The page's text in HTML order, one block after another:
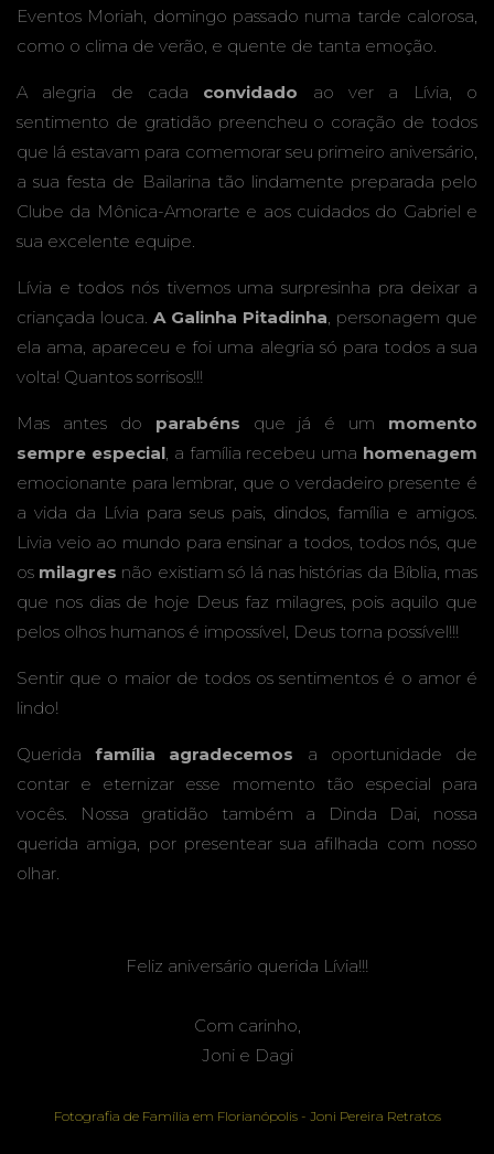
Eventos Moriah, domingo passado numa tarde calorosa,
como o clima de verão, e quente de tanta emoção.
A alegria de cada convidado ao ver a Lívia, o
sentimento de gratidão preencheu o coração de todos
que lá estavam para comemorar seu primeiro aniversário,
a sua festa de Bailarina tão lindamente preparada pelo
Clube da Mônica-Amorarte e aos cuidados do Gabriel e
sua excelente equipe.
Lívia e todos nós tivemos uma surpresinha pra deixar a
criançada louca. A Galinha Pitadinha , personagem que
ela ama, apareceu e foi uma alegria só para todos a sua
volta! Quantos sorrisos!!!
Mas antes do parabéns que já é um momento
sempre especial, a família recebeu uma homenagem
emocionante para lembrar, que o verdadeiro presente é
a vida da Lívia para seus pais, dindos, família e amigos.
Livia veio ao mundo para ensinar a todos, todos nós, que
os milagres não existiam só lá nas histórias da Bíblia, mas
que nos dias de hoje Deus faz milagres, pois aquilo que
pelos olhos humanos é impossível, Deus torna possível!!!
Sentir que o maior de todos os sentimentos é o amor é
lindo!
Queridafamília agradecemos a oportunidade de
contar e eternizar esse momento tão especial para
vocês. Nossa gratidão também a Dinda Dai, nossa
querida amiga, por presentear sua afilhada com nosso
olhar.
Feliz aniversário querida Lívia!!!
Com carinho,
Joni e Dagi
Fotografia de Família em Florianópolis - Joni Pereira Retratos